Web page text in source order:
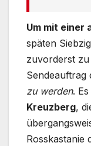
Um mit einer
späten
zuvorderst
Sendeauftrag
zu werden.
Kreuzberg,
Rosskastanie